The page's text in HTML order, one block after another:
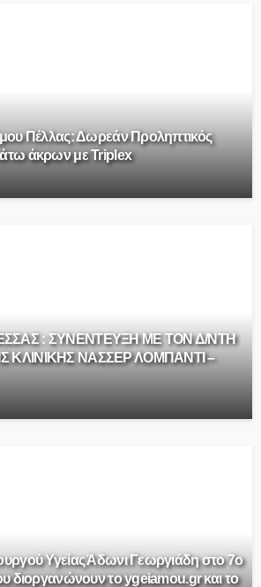
Πέλλας: Δωρεάν Προληπτικός
άκρων με Triplex
: ΣΥΝΕΝΤΕΥΞΗ ΜΕ ΤΟΝ Δ/ΝΤΗ
ΚΛΙΝΙΚΗΣ ΝΑΣΣΕΡ ΛΟΜΠΑΝΤI –
Υγείας Άδωνι Γεωργιάδη στο 7ο
διοργανώνουν το ygeiamou.gr και το